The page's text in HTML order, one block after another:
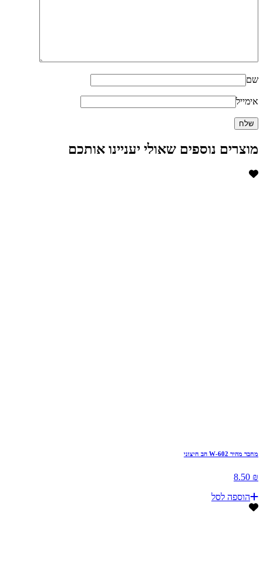
שם
אימייל
מוצרים נוספים שאולי יעניינו אותכם
מחבר מהיר W-602 הב חיצוני
₪ 8.50
הוספה לסל